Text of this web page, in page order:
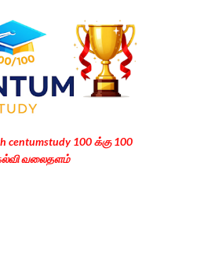
to main content
centumstudy 100 க்கு 100
வலைதளம்